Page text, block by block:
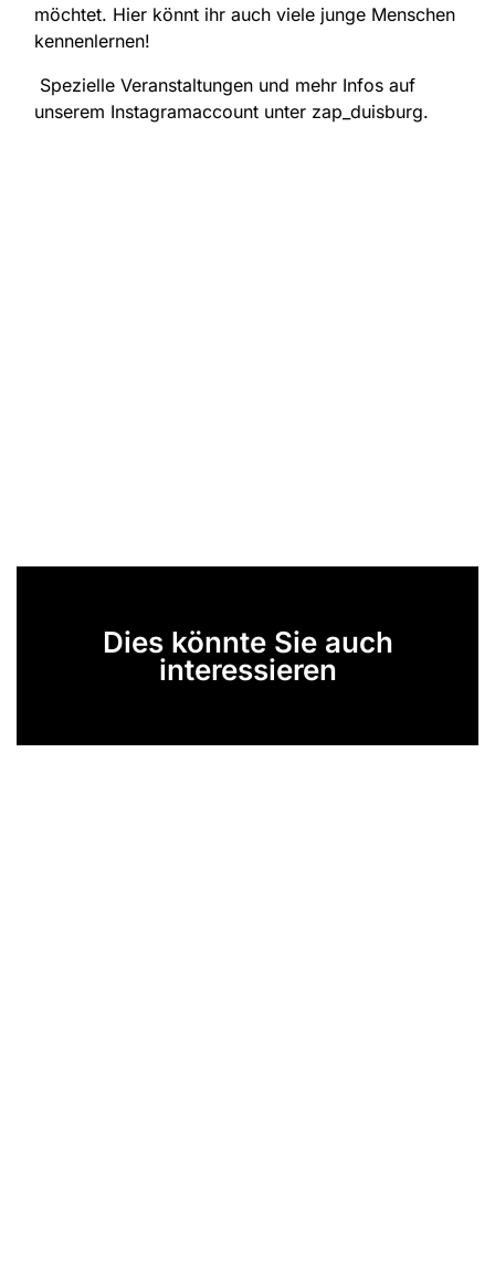
möchtet. Hier könnt ihr auch viele junge Menschen
kennenlernen!
Spezielle Veranstaltungen und mehr Infos auf
unserem Instagramaccount unter zap_duisburg.
Dies könnte Sie auch
interessieren